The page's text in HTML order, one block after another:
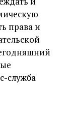
права и
служба